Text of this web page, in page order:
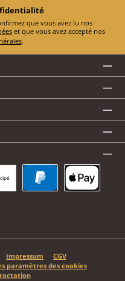
En sélectionnant Continuer, vous confirmez que vous avez lu nos
et que vous avez accepté nos
.
Impressum
CGV
paramètres des cookies